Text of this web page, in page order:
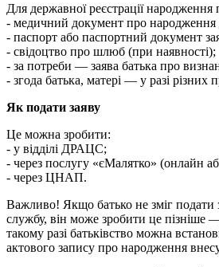
Для державної реєстрації народження
- медичний документ про народження
- паспорт або паспортний документ
- свідоцтво про шлюб (при наявності);
- за потреби — заява батька про
- згода батька, матері — у разі різних
Як подати заяву
Це можна зробити:
- у відділі ДРАЦС;
- через послугу «єМалятко» (онлайн
- через ЦНАП.
Важливо! Якщо батько не зміг подати
службу, він може зробити це пізніше
такому разі батьківство можна
актового запису про народження